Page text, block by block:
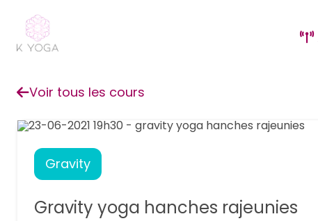
Voir tous les cours
Gravity
Gravity yoga hanches rajeunies